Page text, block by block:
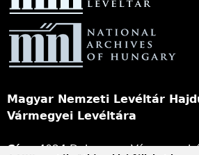
Magyar Nemzeti Levéltár
Vármegyei Levéltára
Cím:4024 Debrecen,